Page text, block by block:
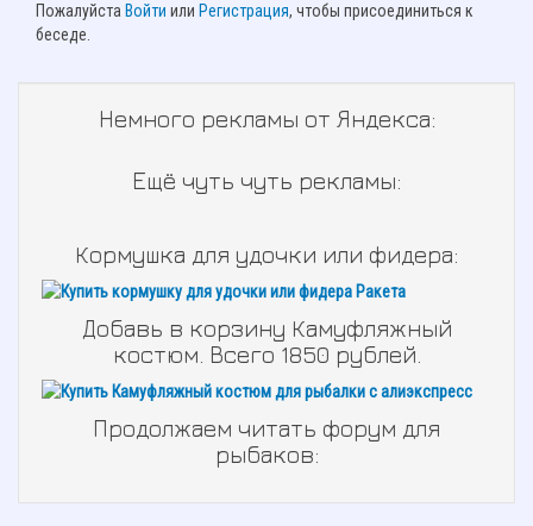
Пожалуйста Войти или Регистрация, чтобы присоединиться к
беседе.
Немного рекламы от Яндекса:
Ещё чуть чуть рекламы:
Кормушка для удочки или фидера:
Добавь в корзину Камуфляжный
костюм. Всего 1850 рублей.
Продолжаем читать форум для
рыбаков: